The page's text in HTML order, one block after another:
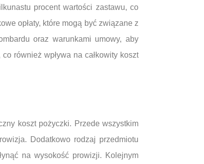
procent wartości zastawu, co
opłaty, które mogą być związane z
oraz warunkami umowy, aby
również wpływa na całkowity koszt
koszt pożyczki. Przede wszystkim
Dodatkowo rodzaj przedmiotu
na wysokość prowizji. Kolejnym